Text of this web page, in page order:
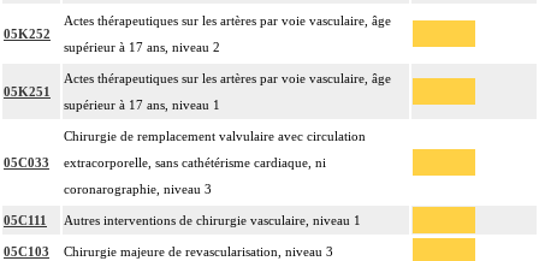
05K252
Actes thérapeutiques sur les artères par voie vasculaire, âge
supérieur à 17 ans, niveau 2
05K251
Actes thérapeutiques sur les artères par voie vasculaire, âge
supérieur à 17 ans, niveau 1
05C033
Chirurgie de remplacement valvulaire avec circulation
extracorporelle, sans cathétérisme cardiaque, ni
coronarographie, niveau 3
05C111 Autres interventions de chirurgie vasculaire, niveau 1
05C103 Chirurgie majeure de revascularisation, niveau 3